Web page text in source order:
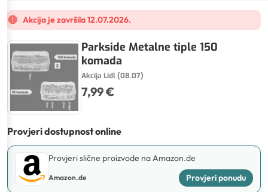
Akcija je završila 12.07.2026.
Parkside Metalne tiple 150
komada
Akcija Lidl (08.07)
7,99 €
Provjeri dostupnost online
Provjeri slične proizvode na Amazon.de
Amazon.de Provjeri ponudu